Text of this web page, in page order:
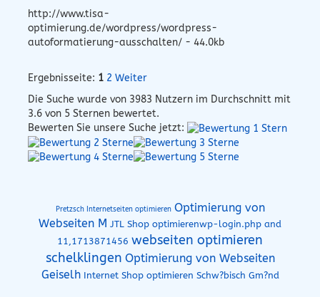
http://www.tisa-
optimierung.de/wordpress/wordpress-
autoformatierung-ausschalten/ - 44.0kb
Ergebnisseite: 1 2 Weiter
Die Suche wurde von 3983 Nutzern im Durchschnitt mit
3.6 von 5 Sternen bewertet.
Bewerten Sie unsere Suche jetzt:
Pretzsch Internetseiten optimieren Optimierung von
Webseiten M JTL Shop optimierenwp-login.php and
11,1713871456 webseiten optimieren
schelklingen Optimierung von Webseiten
Geiselh Internet Shop optimieren Schw?bisch Gm?nd